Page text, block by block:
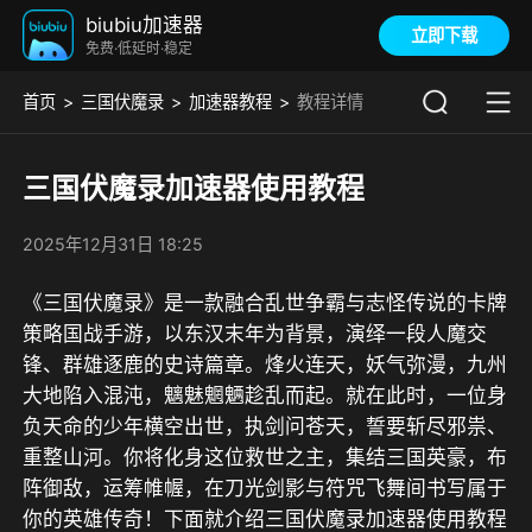
biubiu加速器
免费·低延时·稳定
立即下载
首页 三国伏魔录 加速器教程 教程详情
三国伏魔录加速器使用教程
2025年12月31日 18:25
《三国伏魔录》 是一款融合乱世争霸与志怪传说的卡牌
策略国战手游，以东汉末年为背景，演绎一段人魔交
锋、群雄逐鹿的史诗篇章。烽火连天，妖气弥漫，九州
大地陷入混沌，魑魅魍魉趁乱而起。就在此时，一位身
负天命的少年横空出世，执剑问苍天，誓要斩尽邪祟、
重整山河。你将化身这位救世之主，集结三国英豪，布
阵御敌，运筹帷幄，在刀光剑影与符咒飞舞间书写属于
你的英雄传奇 ！下面就介绍三国伏魔录加速器使用教程